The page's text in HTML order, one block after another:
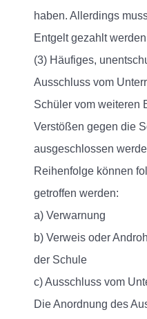
haben. Allerdings
Entgelt gezahlt
(3) Häufiges,
Ausschluss vom
Schüler vom weiteren
Verstößen gegen die
ausgeschlossen
Reihenfolge können
getroffen werden:
a) Verwarnung
b) Verweis oder
der Schule
c) Ausschluss vom
Die Anordnung des